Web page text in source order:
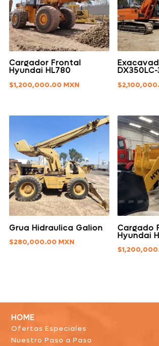
Cargador Frontal
Hyundai HL780
$1,200,000.00
DX350LC-
$
Grua Hidraulica Galion
$280,000.00
Cargado
Hyundai
$
HOME
Ofertas Especiales
Nuestro Paso a Paso